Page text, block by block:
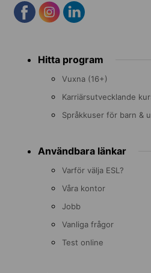
menu Hitta program
Vuxna (16+)
Karriärsutvecklande
Språkkuser för barn &
Användbara länkar
Varför välja ESL?
Våra kontor
Jobb
Vanliga frågor
Test online